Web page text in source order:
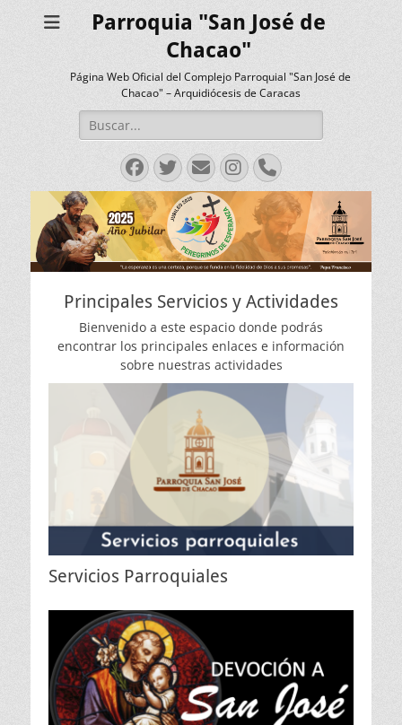
Parroquia "San José de
Chacao"
Página Web Oficial del Complejo Parroquial "San José de
Chacao" – Arquidiócesis de Caracas
Buscar:
Facebook
Twitter
Correo
electrónico
Instagram
Teléfono
Principales Servicios y Actividades
Bienvenido a este espacio donde podrás
encontrar los principales enlaces e información
sobre nuestras actividades
Servicios Parroquiales